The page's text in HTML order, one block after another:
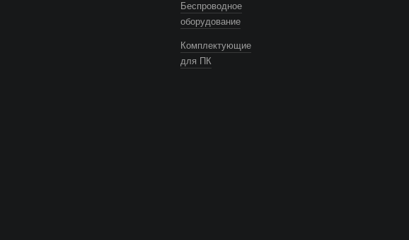
Беспроводное
оборудование
Комплектующие
для ПК